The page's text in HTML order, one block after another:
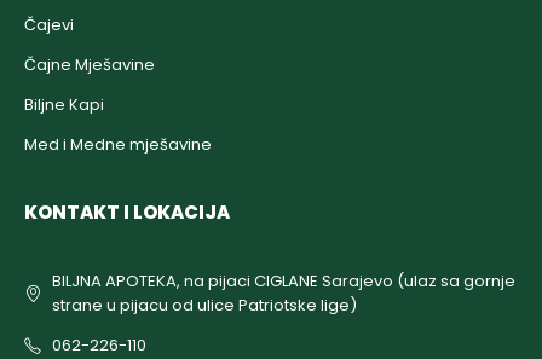
Čajevi
Čajne Mješavine
Biljne Kapi
Med i Medne mješavine
KONTAKT I LOKACIJA
BILJNA APOTEKA, na pijaci CIGLANE Sarajevo (ulaz sa gornje
strane u pijacu od ulice Patriotske lige)
062-226-110